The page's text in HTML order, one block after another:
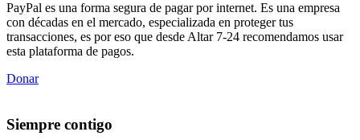
PayPal es una forma segura de pagar por internet. Es una empresa
con décadas en el mercado, especializada en proteger tus
transacciones, es por eso que desde Altar 7-24 recomendamos usar
esta plataforma de pagos.
Donar
Siempre contigo